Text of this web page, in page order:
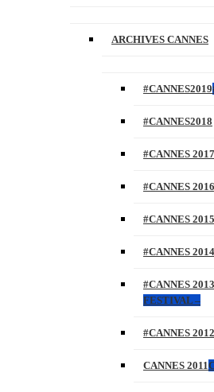
ARCHIVES CANNES
#CANNES2019
#CANNES2018
#CANNES 2017
#CANNES 2016
#CANNES 2015
#CANNES 2014
#CANNES 2013
FESTIVAL –
#CANNES 2012
CANNES 2011